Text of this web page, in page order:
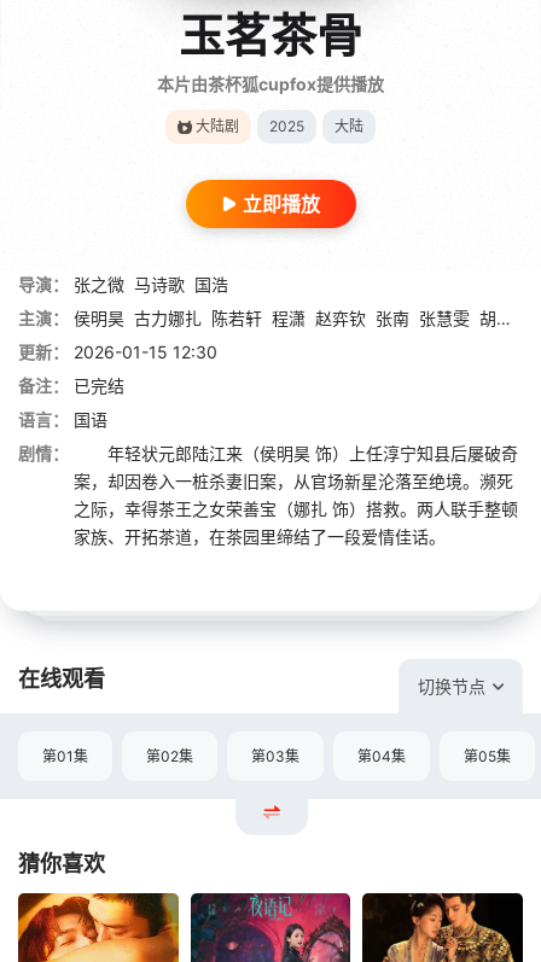
玉茗茶骨
本片由茶杯狐cupfox提供播放
大陆剧 2025 大陆
立即播放
导演： 张之微 马诗歌 国浩
主演：
侯明昊 古力娜扎 陈若轩 程潇 赵弈钦 张南 张慧雯 胡静
更新：
2026-01-15 12:30
备注：
已完结
语言：
国语
剧情：
年轻状元郎陆江来（侯明昊 饰）上任淳宁知县后屡破奇
案，却因卷入一桩杀妻旧案，从官场新星沦落至绝境。濒死
之际，幸得茶王之女荣善宝（娜扎 饰）搭救。两人联手整顿
家族、开拓茶道，在茶园里缔结了一段爱情佳话。
在线观看 切换节点
第01集 第02集 第03集 第04集 第05集
猜你喜欢